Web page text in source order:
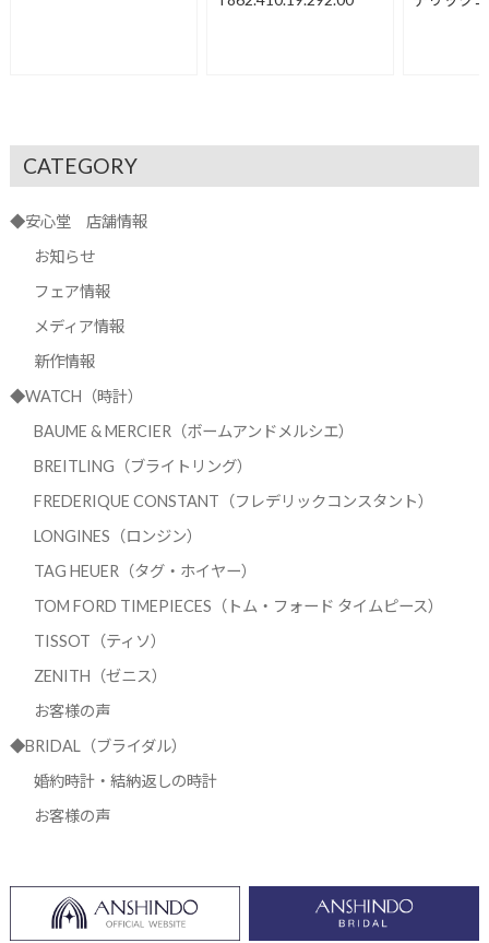
CATEGORY
◆安心堂 店舗情報
お知らせ
フェア情報
メディア情報
新作情報
◆WATCH（時計）
BAUME & MERCIER（ボームアンドメルシエ）
BREITLING（ブライトリング）
FREDERIQUE CONSTANT（フレデリックコンスタント）
LONGINES（ロンジン）
TAG HEUER（タグ・ホイヤー）
TOM FORD TIMEPIECES（トム・フォード タイムピース）
TISSOT（ティソ）
ZENITH（ゼニス）
お客様の声
◆BRIDAL（ブライダル）
婚約時計・結納返しの時計
お客様の声